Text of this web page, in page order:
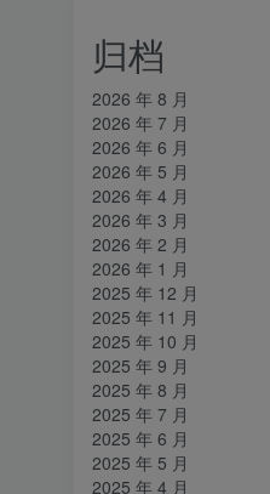
归档
2026 年 8 月
2026 年 7 月
2026 年 6 月
2026 年 5 月
2026 年 4 月
2026 年 3 月
2026 年 2 月
2026 年 1 月
2025 年 12 月
2025 年 11 月
2025 年 10 月
2025 年 9 月
2025 年 8 月
2025 年 7 月
2025 年 6 月
2025 年 5 月
2025 年 4 月